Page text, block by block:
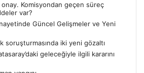
Komisyondan geçen süreç
var?
Güncel Gelişmeler ve Yeni
soruşturmasında iki yeni gözaltı
geleceğiyle ilgili kararını